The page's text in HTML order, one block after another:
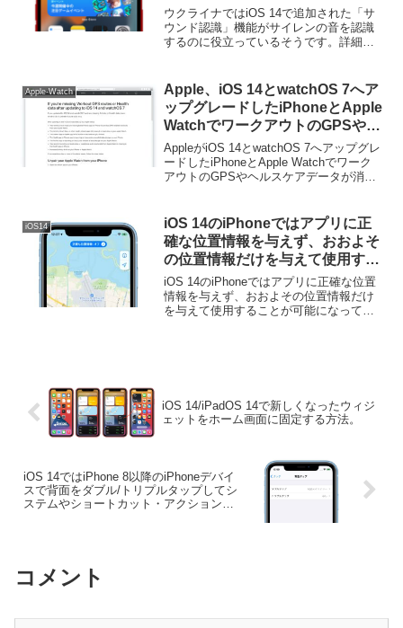
ているもよう。
ウクライナではiOS 14で追加された「サ
ウンド認識」機能がサイレンの音を認識
するのに役立っているそうです。詳細は
Apple-Watch
Apple、iOS 14とwatchOS 7へア
ップグレードしたiPhoneとApple
WatchでワークアウトのGPSやヘ
ルスケアデータが消えたり、バッ
テリー消費が早くなる不具合があ
るとしてサポートページを公開。
AppleがiOS 14とwatchOS 7へアップグレ
ードしたiPhoneとApple Watchでワーク
アウトのGPSやヘルスケアデータが消え
います。詳細は以下から...
iOS14
iOS 14のiPhoneではアプリに正
確な位置情報を与えず、おおよそ
の位置情報だけを与えて使用する
ことが可能。
iOS 14のiPhoneではアプリに正確な位置
情報を与えず、おおよその位置情報だけ
を与えて使用することが可能になってい
iOS 14/iPadOS 14で新しくなったウィジ
ェットをホーム画面に固定する方法。
iOS 14ではiPhone 8以降のiPhoneデバイ
スで背面をダブル/トリプルタップしてシ
ステムやショートカット・アクションを
コメント